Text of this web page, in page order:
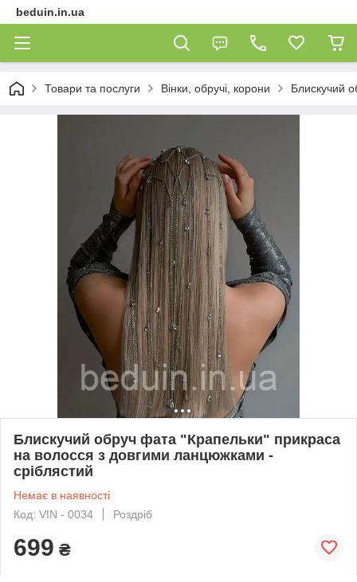
beduin.in.ua
Товари та послуги Вінки, обручі, корони Блискучий
Блискучий обруч фата "Крапельки" прикраса
на волосся з довгими ланцюжками -
сріблястий
Немає в наявності
Код: VIN - 0034
Роздріб
699 ₴